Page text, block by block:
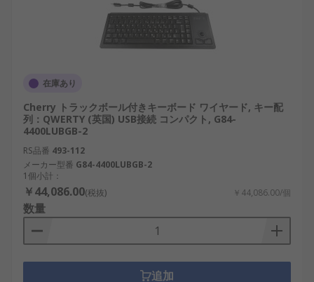
キーボードは、オフィス用途に限らず、産業設備、
医療現場、制御システムなど多様な分野で重要な役
割を担っています。用途や環境を理解した上で適切
期的に高めることができます。
キーボード用RSコンポーネンツの
ご紹介
産業用途を中心に幅広い分野で使用されるキーボー
ドについて、RSコンポーネンツは電子部品のグロー
バルサプライヤーとして、日本市場向けに選定され
た製品を複数メーカーから取り扱っています。設計
段階での選定から、保守交換用途までを想定したキ
ーボードを安定的に供給しており、用途や条件に応
じた製品比較が可能です。
在庫あり
Cherry トラックボール付きキーボード ワイヤード, キー配
列：QWERTY (英国) USB接続 コンパクト, G84-
4400LUBGB-2
RS品番 493-112
メーカー型番 G84-4400LUBGB-2
1個小計：
￥44,086.00(税抜) ￥44,086.00/個
数量
追加